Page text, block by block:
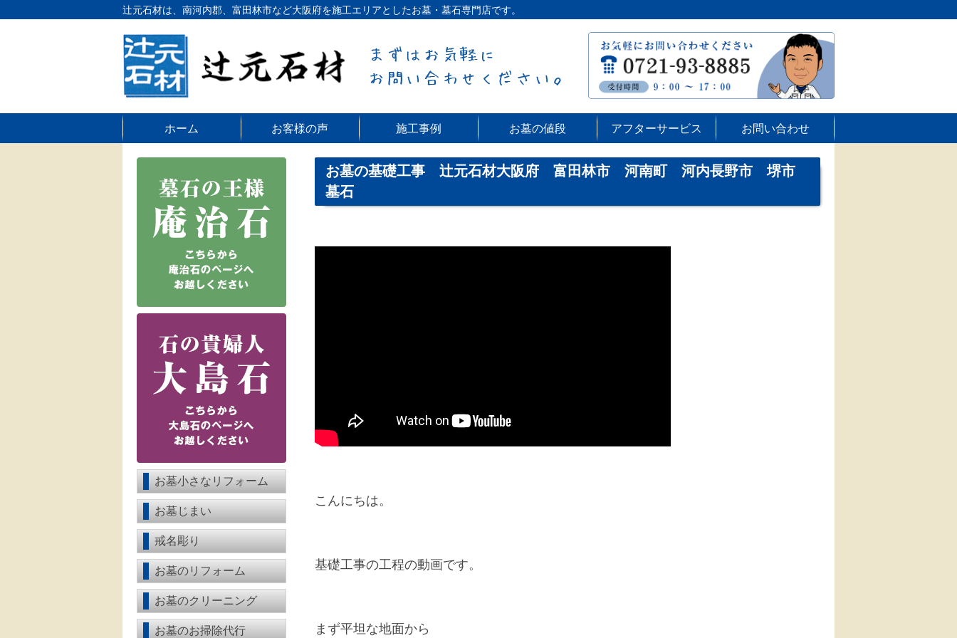
辻󠄀元石材は、南河内郡、富田林市など大阪府を施工エリアとしたお墓・墓石専門店です。
ホーム お客様の声 施工事例 お墓の値段 アフターサービス お問い合わせ
お墓の基礎工事 辻元石材大阪府 富田林市 河南町 河内長野市 堺市
墓石
こんにちは。
基礎工事の工程の動画です。
まず平坦な地面から
お墓小さなリフォーム
お墓じまい
戒名彫り
お墓のリフォーム
お墓のクリーニング
お墓のお掃除代行